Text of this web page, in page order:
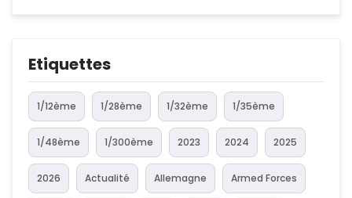
Etiquettes
1/12ème 1/28ème 1/32ème 1/35ème
1/48ème 1/300ème 2023 2024 2025
2026 Actualité Allemagne Armed Forces